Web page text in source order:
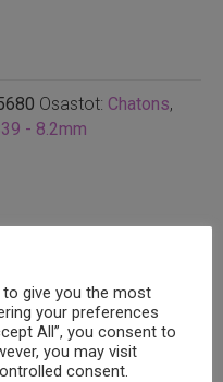
Osastot: Chatons,
- 8.2mm
give you the most
your preferences
All”, you consent to
you may visit
consent.